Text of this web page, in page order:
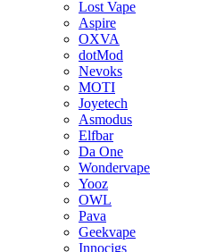
Lost Vape
Aspire
OXVA
dotMod
Nevoks
MOTI
Joyetech
Asmodus
Elfbar
Da One
Wondervape
Yooz
OWL
Pava
Geekvape
Innocigs